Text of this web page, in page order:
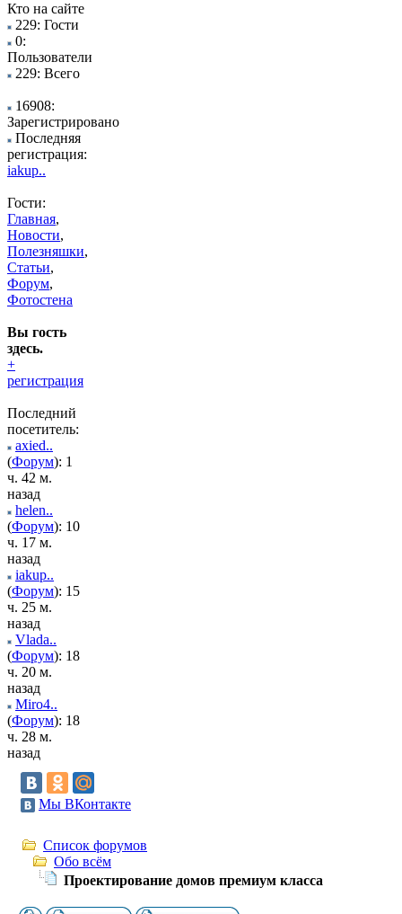
Кто на сайте
229: Гости
0:
Пользователи
229: Всего
16908:
Зарегистрировано
Последняя
регистрация:
iakup..
Гости:
Главная,
Новости,
Полезняшки,
Статьи,
Форум,
Фотостена
Вы гость
здесь.
+
регистрация
Последний
посетитель:
axied..
(Форум): 1
ч. 42 м.
назад
helen..
(Форум): 10
ч. 17 м.
назад
iakup..
(Форум): 15
ч. 25 м.
назад
Vlada..
(Форум): 18
ч. 20 м.
назад
Miro4..
(Форум): 18
ч. 28 м.
назад
Мы ВКонтакте
Список форумов
Обо всём
Проектирование домов премиум класса